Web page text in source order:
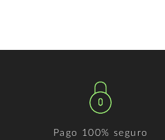
Pago 100% seguro